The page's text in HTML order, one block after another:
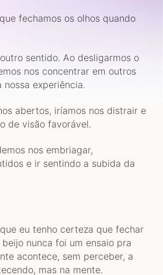
fechamos os olhos quando
sentido. Ao desligarmos o
nos concentrar em outros
experiência.
abertos, iríamos nos distrair e
de visão favorável.
nos embriagar,
e ir sentindo a subida da
eu tenho certeza que fechar
nunca foi um ensaio pra
acontece, sem perceber, a
mas na mente.